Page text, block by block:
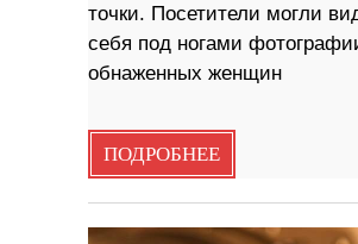
точки. Посетители могли
себя под ногами
обнаженных женщин
ПОДРОБНЕЕ